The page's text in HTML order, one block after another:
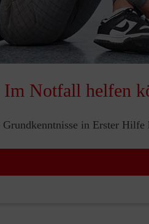
Notfall helfen
in Erster Hilfe